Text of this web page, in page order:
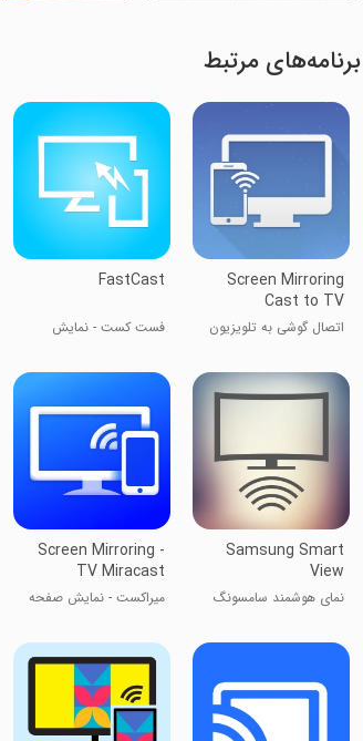
برنامه‌های مرتبط
Screen Mirroring
Cast to TV
اتصال گوشی به تلویزیون
FastCast
فست کست - نمایش
تلویزیون
Samsung Smart
View
نمای هوشمند سامسونگ
Screen Mirroring -
TV Miracast
میراکست - نمایش صفحه